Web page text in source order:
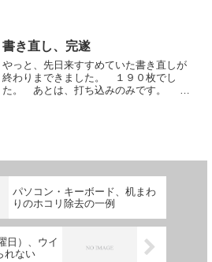
きうつしても書きうつ...
書き直し、完遂
やっと、先日来すすめていた書き直しが
終わりまできました。 １９０枚でし
た。 あとは、打ち込みのみです。 一
パソコン・キーボード、机まわ
りのホコリ除去の一例
日）、ウイ
れない